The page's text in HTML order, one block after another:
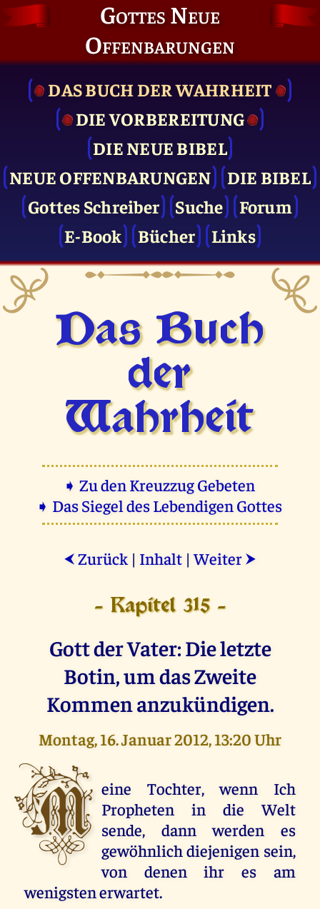
Gottes Neue
Offenbarungen
DAS BUCH DER WAHRHEIT
DIE VOR­BEREITUNG
DIE NEUE BIBEL
NEUE OFFENBARUNGEN
DIE BIBEL
Gottes Schreiber
Suche
Forum
E-Book
Bücher Links
Das Buch
der
Wahrheit
➧ Zu den Kreuzzug Gebeten
➧ Das Siegel des Lebendigen Gottes
⮜ Zurück | Inhalt |Weiter ⮞
- Kapitel 315 -
Gott der Vater: Die letzte
Botin, um das Zweite
Kommen anzukündigen.
Montag, 16. Januar 2012, 13:20 Uhr
M eine Tochter, wenn Ich
Propheten in die Welt
sende, dann werden es
gewöhnlich diejenigen sein,
von denen ihr es am
wenigsten erwartet.